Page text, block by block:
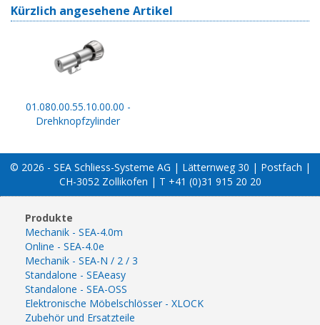
Kürzlich angesehene Artikel
01.080.00.55.10.00.00 -
Drehknopfzylinder
© 2026 - SEA Schliess-Systeme AG | Lätternweg 30 | Postfach |
CH-3052 Zollikofen | T +41 (0)31 915 20 20
Produkte
Mechanik - SEA-4.0m
Online - SEA-4.0e
Mechanik - SEA-N / 2 / 3
Standalone - SEAeasy
Standalone - SEA-OSS
Elektronische Möbelschlösser - XLOCK
Zubehör und Ersatzteile